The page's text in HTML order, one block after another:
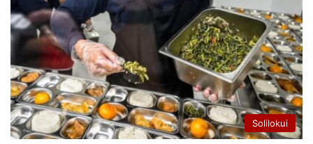
Solilokui